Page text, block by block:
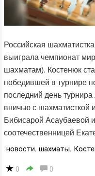
Российская
выиграла чемпионат
шахматам). Костенюк
победившей в турнире
последний день
вничью с шахматисткой
Бибисарой Асаубаевой
соотечественницей
новости, шахматы,
0 0